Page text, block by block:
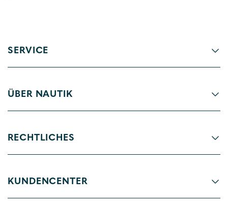
SERVICE
ÜBER NAUTIK
RECHTLICHES
KUNDENCENTER